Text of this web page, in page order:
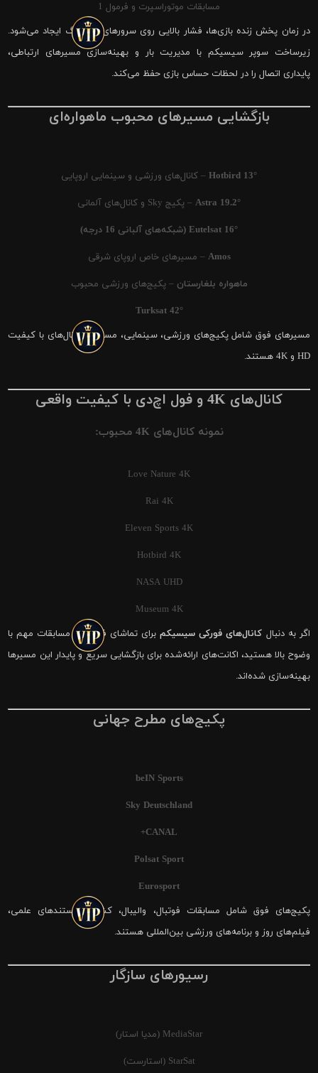
مسابقات موتوراسپرت و فرمول 1
در زمان پخش زنده بازی‌ها، فشار بالایی روی سرورهای شیرینگ ایجاد می‌شود.
زیرساخت سوپر سیسیکم با مدیریت بار و بهینه‌سازی مسیرهای ارتباطی،
پایداری اتصال را در لحظات حساس بازی حفظ می‌کند.
بازگشایی مسیرهای محبوب ماهواره‌ای
Hotbird 13° – کانال‌های ورزشی و سینمایی اروپایی
Astra 19.2° – پکیج Sky و کانال‌های آلمانی
Eutelsat 16° (شبکه‌های آلبانی 16 درجه)
Amos – مسیرهای خاص اروپای شرقی
ماهواره بلغارستان – پکیج‌های ورزشی محبوب
Turksat 42°
مسیرهای فوق شامل پکیج‌های ورزشی، سینمایی، مستند و کانال‌های با کیفیت
HD و 4K هستند.
کانال‌های 4K و فول اچ‌دی با کیفیت واقعی
نمونه کانال‌های 4K محبوب:
Love Nature 4K
Rai 4K
Eleven Sports 4K
Hotbird 4K
NASA UHD
Museum 4K
اگر به دنبال کانال‌های فورکی سیسیکمبرای تماشای فوتبال و مسابقات مهم با
وضوح بالا هستید، اکانت‌های ارائه‌شده برای بازگشایی سریع و پایدار این مسیرها
بهینه‌سازی شده‌اند.
پکیج‌های مطرح جهانی
beIN Sports
Sky Deutschland
CANAL+
Polsat Sport
Eurosport
پکیج‌های فوق شامل مسابقات فوتبال، والیبال، کشتی، مستندهای علمی،
فیلم‌های روز و برنامه‌های ورزشی بین‌المللی هستند.
رسیورهای سازگار
MediaStar (مدیا استار)
StarSat (استارست)